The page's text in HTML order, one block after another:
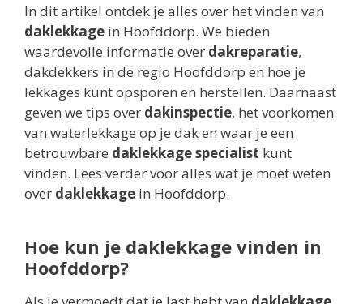
In dit artikel ontdek je alles over het vinden van
daklekkage in Hoofddorp. We bieden
waardevolle informatie over dakreparatie,
dakdekkers in de regio Hoofddorp en hoe je
lekkages kunt opsporen en herstellen. Daarnaast
geven we tips over dakinspectie, het voorkomen
van waterlekkage op je dak en waar je een
betrouwbare daklekkage specialist kunt
vinden. Lees verder voor alles wat je moet weten
over daklekkage in Hoofddorp.
Hoe kun je daklekkage vinden in
Hoofddorp?